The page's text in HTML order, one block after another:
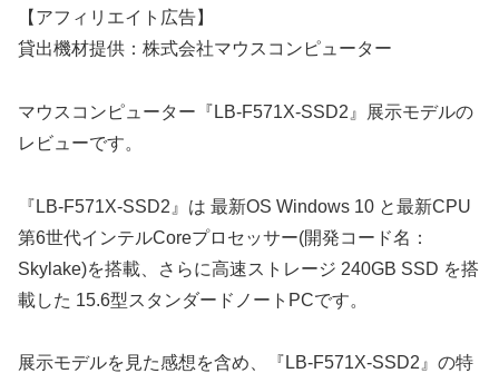
【アフィリエイト広告】
貸出機材提供：株式会社マウスコンピューター
マウスコンピューター『LB-F571X-SSD2』展示モデルの
レビューです。
『LB-F571X-SSD2』は 最新OS Windows 10 と最新CPU
第6世代インテルCoreプロセッサー(開発コード名：
Skylake)を搭載、さらに高速ストレージ 240GB SSD を搭
載した 15.6型スタンダードノートPCです。
展示モデルを見た感想を含め、『LB-F571X-SSD2』の特